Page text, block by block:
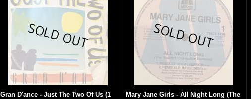
Gran D'ance - Just The Two Of Us (1
Mary Jane Girls - All Night Long (The